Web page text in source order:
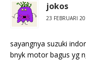
jokos
23 FEBRUARI
sayangnya suzuki
bnyk motor bagus yg